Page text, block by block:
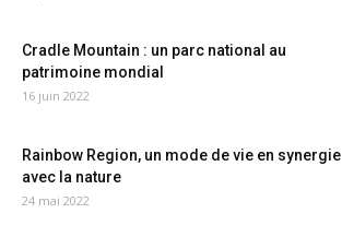
Cradle Mountain : un parc national au
patrimoine mondial
16 juin 2022
Rainbow Region, un mode de vie en synergie
avec la nature
24 mai 2022